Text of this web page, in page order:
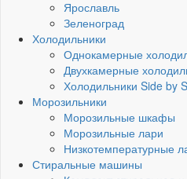
Ярославль
Зеленоград
Холодильники
Однокамерные
Двухкамерные
Холодильники Side by
Морозильники
Морозильные шкафы
Морозильные лари
Низкотемпературные
Стиральные машины